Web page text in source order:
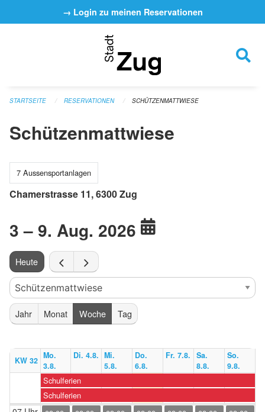
Navigation überspringen→ Login zu meinen Reservationen
STARTSEITE RESERVATIONEN SCHÜTZENMATTWIESE
Schützenmattwiese
7 Aussensportanlagen
Chamerstrasse 11, 6300 Zug
3 – 9. Aug. 2026
Heute
Jahr Monat Woche Tag
KW 32 Mo.
3.8.
Di. 4.8. Mi.
5.8.
Do.
6.8.
Fr. 7.8.
Sa.
8.8.
So.
9.8.
Schulferien
Schulferien